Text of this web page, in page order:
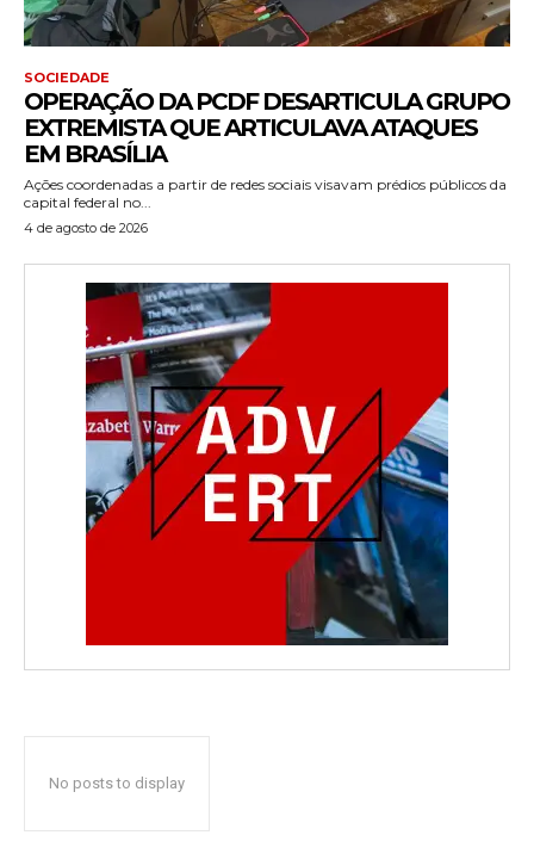
SOCIEDADE
OPERAÇÃO DA PCDF DESARTICULA GRUPO
EXTREMISTA QUE ARTICULAVA ATAQUES
EM BRASÍLIA
Ações coordenadas a partir de redes sociais visavam prédios públicos da
capital federal no...
4 de agosto de 2026
No posts to display